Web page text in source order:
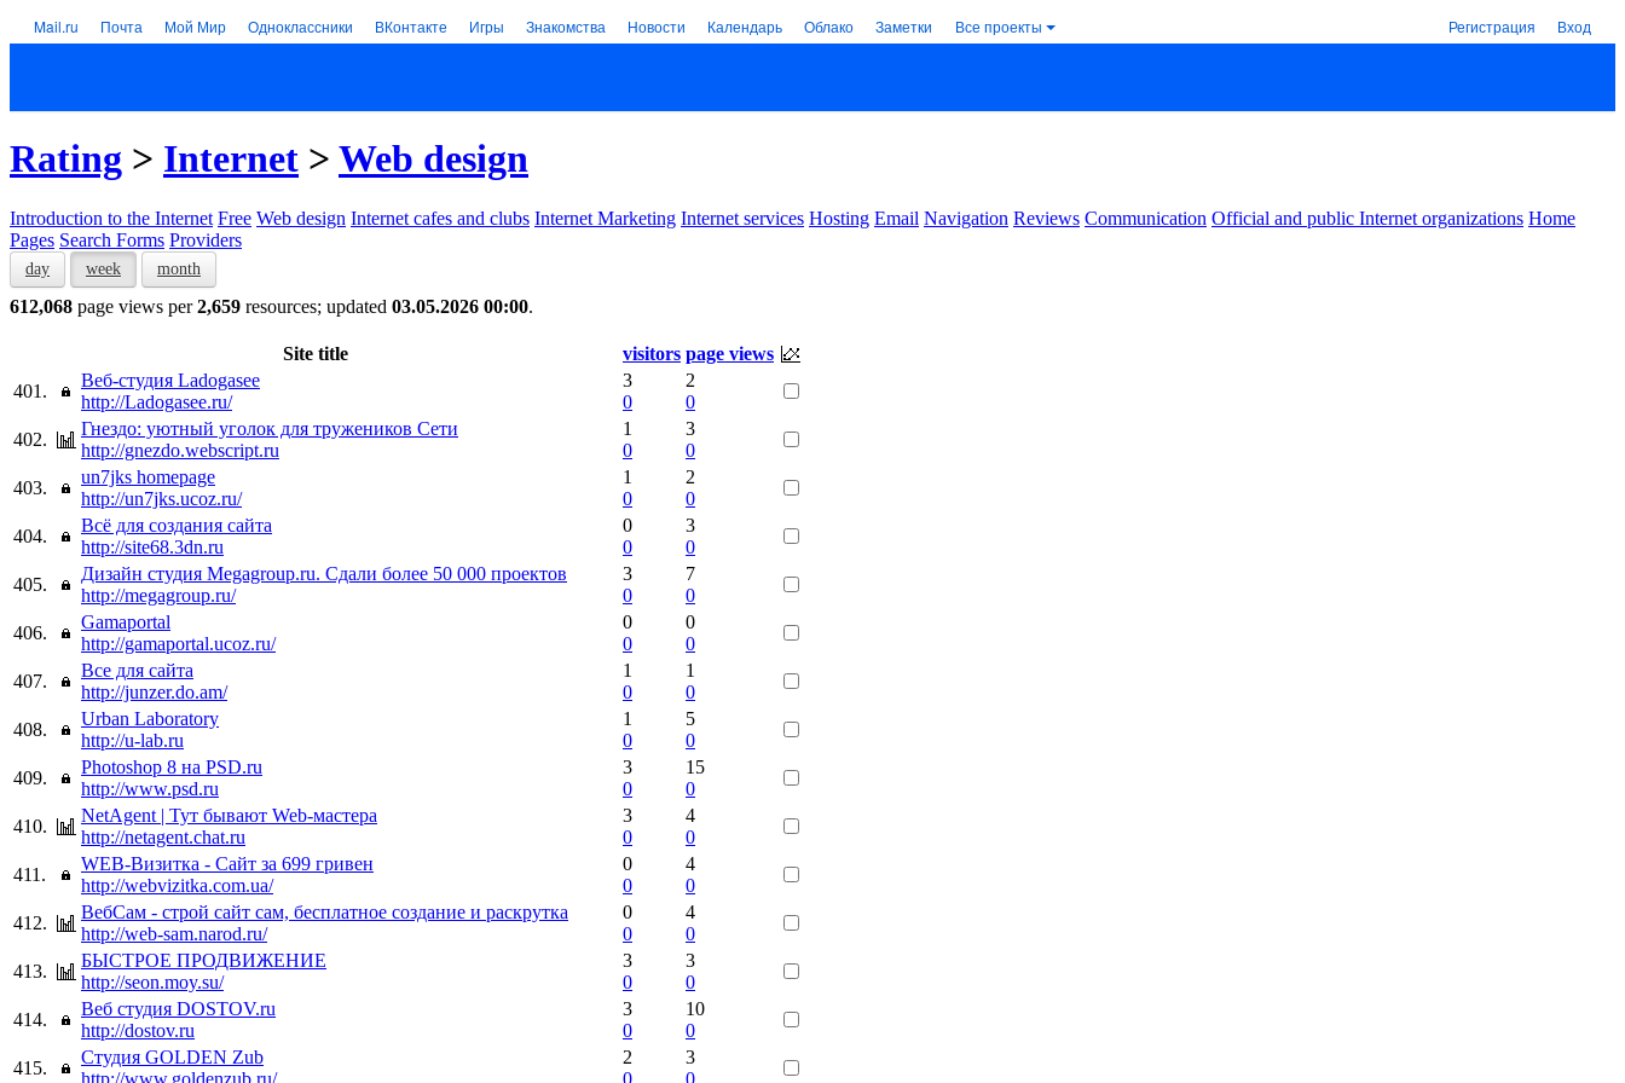
Mail.ru Почта Мой Мир Одноклассники ВКонтакте Игры Знакомства Новости Календарь Облако Заметки Все проекты Регистрация Вход
Rating > Internet > Web design
Introduction to the Internet Free Web design Internet cafes and clubs Internet Marketing Internet services Hosting Email Navigation Reviews Communication Official and public Internet organizations Home
Pages Search Forms Providers
day week month
612,068 page views per2,659 resources; updated 03.05.2026 00:00.
Site title visitors page views
401.
Веб-студия Ladogasee
http://Ladogasee.ru/
3
0
2
0
402.
Гнездо: уютный уголок для тружеников Сети
http://gnezdo.webscript.ru
1
0
3
0
403.
un7jks homepage
http://un7jks.ucoz.ru/
1
0
2
0
404.
Всё для создания сайта
http://site68.3dn.ru
0
0
3
0
405.
Дизайн студия Megagroup.ru. Сдали более 50 000 проектов
http://megagroup.ru/
3
0
7
0
406.
Gamaportal
http://gamaportal.ucoz.ru/
0
0
0
0
407.
Все для сайта
http://junzer.do.am/
1
0
1
0
408.
Urban Laboratory
http://u-lab.ru
1
0
5
0
409.
Photoshop 8 на PSD.ru
http://www.psd.ru
3
0
15
0
410.
NetAgent | Тут бывают Web-мастера
http://netagent.chat.ru
3
0
4
0
411.
WEB-Визитка - Сайт за 699 гривен
http://webvizitka.com.ua/
0
0
4
0
412.
ВебСам - строй сайт сам, бесплатное создание и раскрутка
http://web-sam.narod.ru/
0
0
4
0
413.
БЫСТРОЕ ПРОДВИЖЕНИЕ
http://seon.moy.su/
3
0
3
0
414.
Веб студия DOSTOV.ru
http://dostov.ru
3
0
10
0
415.
Студия GOLDEN Zub
http://www.goldenzub.ru/
2
0
3
0